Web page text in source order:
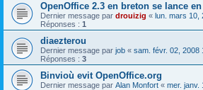
OpenOffice 2.3 en breton se lance
Dernier message par drouizig « lun. mars 10,
Réponses : 1
diaezterou
Dernier message par job « sam. févr. 02, 2008
Réponses : 3
Binvioù evit OpenOffice.org
Dernier message par Alan Monfort « mer. janv.